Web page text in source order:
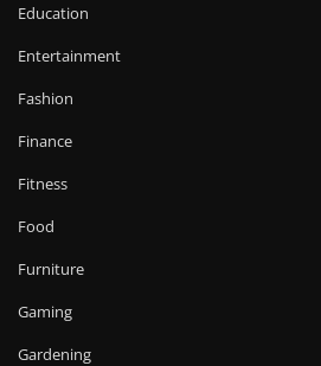
Education
Entertainment
Fashion
Finance
Fitness
Food
Furniture
Gaming
Gardening